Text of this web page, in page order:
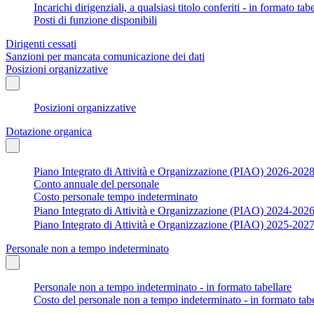
Incarichi dirigenziali, a qualsiasi titolo conferiti - in formato
Posti di funzione disponibili
Dirigenti cessati
Sanzioni per mancata comunicazione dei dati
Posizioni organizzative
Posizioni organizzative
Dotazione organica
Piano Integrato di Attività e Organizzazione (PIAO) 2026-2028
Conto annuale del personale
Costo personale tempo indeterminato
Piano Integrato di Attività e Organizzazione (PIAO) 2024-2026
Piano Integrato di Attività e Organizzazione (PIAO) 2025-2027
Personale non a tempo indeterminato
Personale non a tempo indeterminato - in formato tabellare
Costo del personale non a tempo indeterminato - in formato